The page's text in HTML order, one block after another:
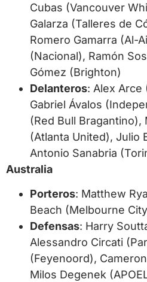
Cubas (Vancouver
Galarza (Talleres de
Romero Gamarra (Al-
(Nacional), Ramón
Gómez (Brighton)
Delanteros: Alex Arce
Gabriel Ávalos
(Red Bull Bragantino),
(Atlanta United), Julio
Antonio Sanabria
Australia
Porteros: Matthew
Beach (Melbourne
Defensas: Harry
Alessandro Circati
(Feyenoord),
Milos Degenek